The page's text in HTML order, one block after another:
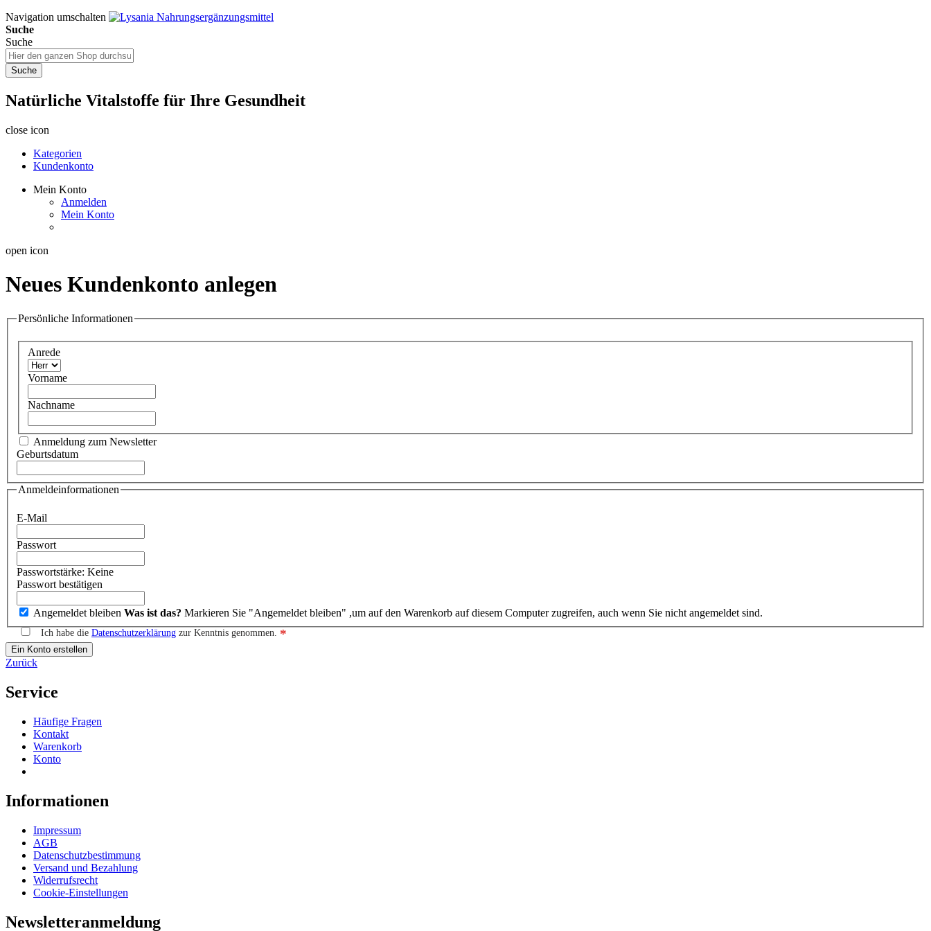
Navigation umschalten
Suche
Suche
Suche
Natürliche Vitalstoffe für Ihre Gesundheit
close icon
Kategorien
Kundenkonto
Mein Konto
Anmelden
Mein Konto
open icon
Neues Kundenkonto anlegen
Persönliche Informationen
Anrede
Vorname
Nachname
Anmeldung zum Newsletter
Geburtsdatum
Anmeldeinformationen
E-Mail
Passwort
Passwortstärke: Keine
Passwort bestätigen
Angemeldet bleiben Was ist das? Markieren Sie "Angemeldet bleiben" ,um auf den Warenkorb auf diesem Computer zugreifen, auch wenn Sie nicht angemeldet sind.
Ich habe die Datenschutzerklärung zur Kenntnis genommen. *
Ein Konto erstellen
Zurück
Service
Häufige Fragen
Kontakt
Warenkorb
Konto
Informationen
Impressum
AGB
Datenschutzbestimmung
Versand und Bezahlung
Widerrufsrecht
Cookie-Einstellungen
Newsletteranmeldung